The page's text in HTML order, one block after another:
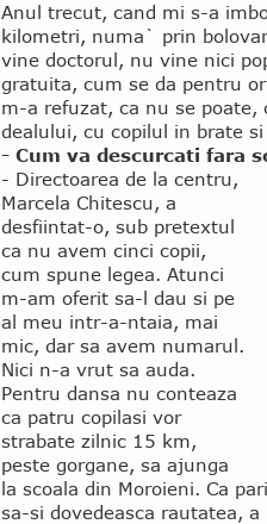
Anul trecut, cand mi s-a
kilometri, numa` prin
vine doctorul, nu vine nici
gratuita, cum se da pentru
m-a refuzat, ca nu se poate,
dealului, cu copilul in brate
- Cum va descurcati fara
- Directoarea de la centru,
Marcela Chitescu, a
desfiintat-o, sub pretextul
ca nu avem cinci copii,
cum spune legea. Atunci
m-am oferit sa-l dau si pe
al meu intr-a-ntaia, mai
mic, dar sa avem numarul.
Nici n-a vrut sa auda.
Pentru dansa nu conteaza
ca patru copilasi vor
strabate zilnic 15 km,
peste gorgane, sa ajunga
la scoala din Moroieni. Ca
sa-si dovedeasca rautatea,